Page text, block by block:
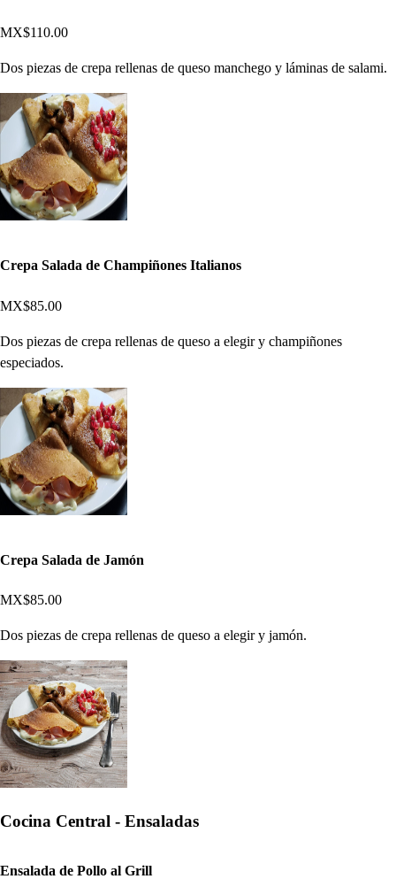
MX$110.00
Dos piezas de crepa rellenas de queso manchego y láminas de salami.
Crepa Salada de Champiñones Italianos
MX$85.00
Dos piezas de crepa rellenas de queso a elegir y champiñones
especiados.
Crepa Salada de Jamón
MX$85.00
Dos piezas de crepa rellenas de queso a elegir y jamón.
Cocina Central - Ensaladas
Ensalada de Pollo al Grill